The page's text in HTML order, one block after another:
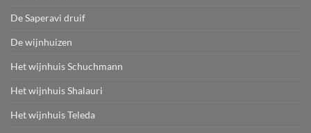
De Saperavi druif
De wijnhuizen
Het wijnhuis Schuchmann
Het wijnhuis Shalauri
Het wijnhuis Teleda